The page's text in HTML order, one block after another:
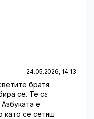
24.05.2026, 14:13
братя.
се. Те са
е
като се сетиш